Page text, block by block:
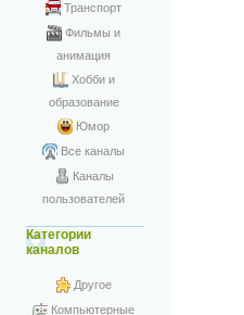
Транспорт
Фильмы и
анимация
Хобби и
образование
Юмор
Все каналы
Каналы
пользователей
Категории
каналов
Другое
Компьютерные